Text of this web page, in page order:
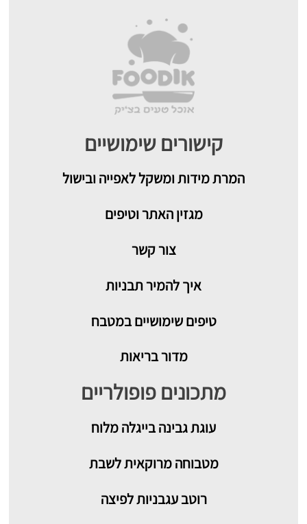
קישורים שימושיים
המרת מידות ומשקל לאפייה ובישול
מגזין האתר וטיפים
צור קשר
איך להמיר תבניות
טיפים שימושיים במטבח
מדור בריאות
מתכונים פופולריים
עוגת גבינה בייגלה מלוח
מטבוחה מרוקאית לשבת
רוטב עגבניות לפיצה